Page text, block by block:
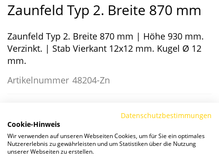
der
springen
Zaunfeld Typ 2. Breite 870 mm
Zaunfeld Typ 2. Breite 870 mm | Höhe 930 mm.
Verzinkt. | Stab Vierkant 12x12 mm. Kugel Ø 12
mm.
Artikelnummer 48204-Zn
Verfügbarkeit:
Datenschutzbestimmungen
Cookie-Hinweis
Wir verwenden auf unseren Webseiten Cookies, um für Sie ein optimales
Nutzererlebnis zu gewährleisten und um Statistiken über die Nutzung
unserer Webseiten zu erstellen.